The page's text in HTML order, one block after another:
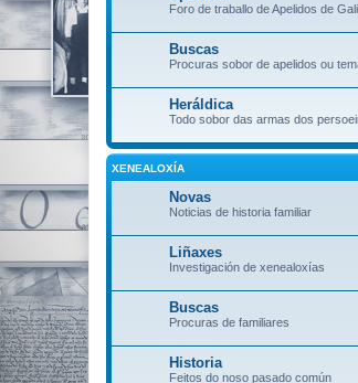
Foro de traballo de Apelidos de
Buscas
Procuras sobor de apelidos ou
Heráldica
Todo sobor das armas dos
XENEALOXÍA
Novas
Noticias de historia familiar
Liñaxes
Investigación de xenealoxías
Buscas
Procuras de familiares
Historia
Feitos do noso pasado común